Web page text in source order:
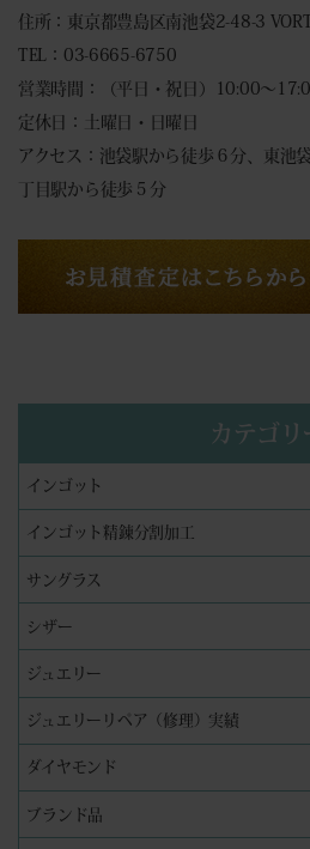
住所：東京都豊島区南池袋2-48-3
TEL：03-6665-6750
営業時間：（平日・祝日）10:00～
定休日：土曜日・日曜日
アクセス：池袋駅から徒歩６分、東池
丁目駅から徒歩５分
カテゴリ
インゴット
インゴット精錬分割加工
サングラス
シザー
ジュエリー
ジュエリーリペア（修理）実績
ダイヤモンド
ブランド品